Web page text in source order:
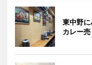
東中野
カレー